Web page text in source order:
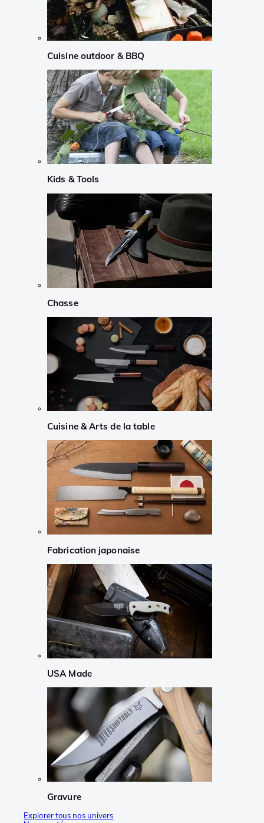
Cuisine outdoor & BBQ
Kids & Tools
Chasse
Cuisine & Arts de la table
Fabrication japonaise
USA Made
Gravure
Explorer tous nos univers